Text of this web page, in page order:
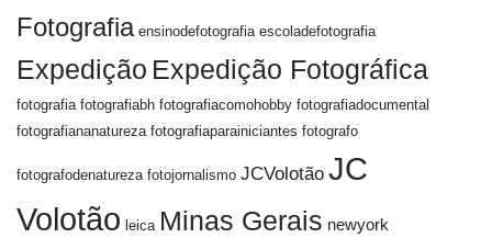
Fotografia ensinodefotografia escoladefotografia
Expedição Expedição Fotográfica
fotografia fotografiabh fotografiacomohobby fotografiadocumental
fotografiananatureza fotografiaparainiciantes fotografo
fotografodenatureza fotojornalismo JCVolotão JC
Volotão leica Minas Gerais newyork